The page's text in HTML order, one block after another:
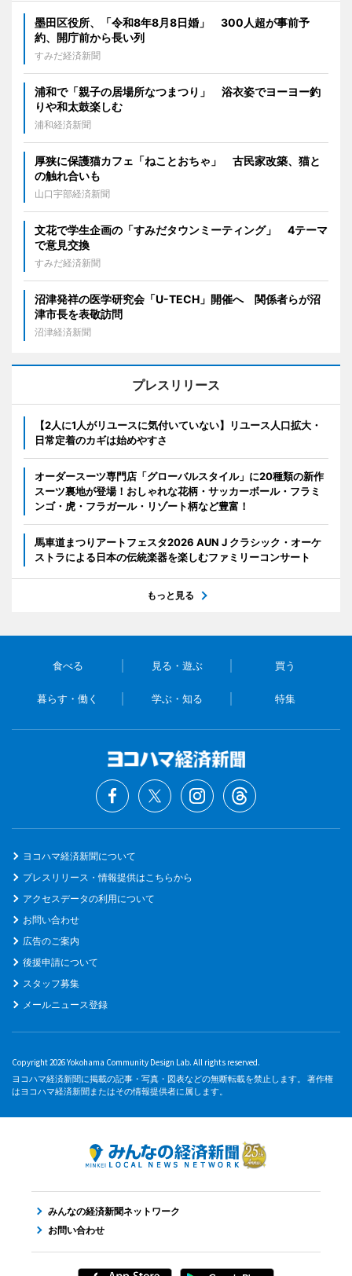
墨田区役所、「令和8年8月8日婚」 300人超が事前予
約、開庁前から長い列
すみだ経済新聞
浦和で「親子の居場所なつまつり」 浴衣姿でヨーヨー釣
りや和太鼓楽しむ
浦和経済新聞
厚狭に保護猫カフェ「ねことおちゃ」 古民家改築、猫と
の触れ合いも
山口宇部経済新聞
文花で学生企画の「すみだタウンミーティング」 4テーマ
で意見交換
すみだ経済新聞
沼津発祥の医学研究会「U-TECH」開催へ 関係者らが沼
津市長を表敬訪問
沼津経済新聞
プレスリリース
【2人に1人がリユースに気付いていない】リユース人口拡大・
日常定着のカギは始めやすさ
オーダースーツ専門店「グローバルスタイル」に20種類の新作
スーツ裏地が登場！おしゃれな花柄・サッカーボール・フラミ
ンゴ・虎・フラガール・リゾート柄など豊富！
馬車道まつりアートフェスタ2026 AUN J クラシック・オーケ
ストラによる日本の伝統楽器を楽しむファミリーコンサート
もっと見る
食べる 見る・遊ぶ 買う
暮らす・働く 学ぶ・知る 特集
ヨコハマ経済新聞について
プレスリリース・情報提供はこちらから
アクセスデータの利用について
お問い合わせ
広告のご案内
後援申請について
スタッフ募集
メールニュース登録
Copyright 2026 Yokohama Community Design Lab. All rights reserved.
ヨコハマ経済新聞に掲載の記事・写真・図表などの無断転載を禁止します。 著作権
はヨコハマ経済新聞またはその情報提供者に属します。
みんなの経済新聞ネットワーク
お問い合わせ